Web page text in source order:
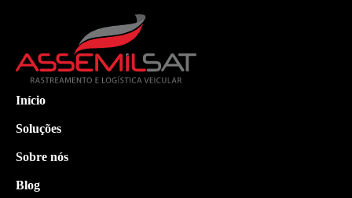
Início
Soluções
Sobre nós
Blog